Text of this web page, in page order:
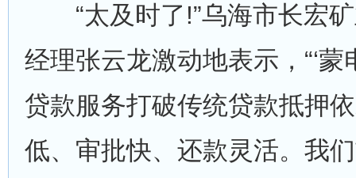
“太及时了!”乌海市长宏矿
经理张云龙激动地表示，“‘蒙
贷款服务打破传统贷款抵押
低、审批快、还款灵活。我